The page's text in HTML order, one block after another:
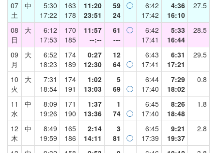
07
土
中
5:30
17:22
163
178
11:20
23:51
59
24
◯
6:42
17:42
4:36
16:10
27.5
08
日
大
6:12
17:53
170
185
11:57
--:--
61
---
◯
6:42
17:41
5:33
16:44
28.5
09
月
大
6:52
18:23
174
189
0:27
12:30
12
64 ◯
6:43
17:41
6:31
17:21
29.5
10
火
大
7:31
18:54
174
191
1:02
13:03
5
69 ◯
6:44
17:40
7:29
18:02
0.8
11
水
中
8:09
19:26
171
190
1:37
13:36
1
74 ◯
6:45
17:40
8:26
18:48
1.8
12
木
中
8:49
19:59
165
186
2:14
14:11
3
81
◯
6:45
17:39
9:21
19:37
2.8